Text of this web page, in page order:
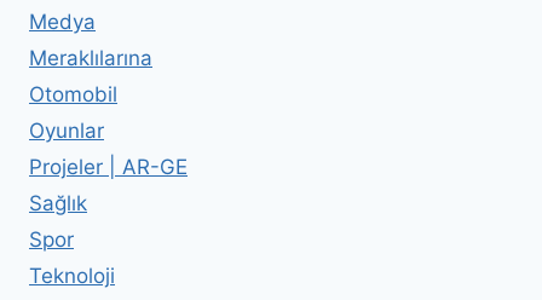
Medya
Meraklılarına
Otomobil
Oyunlar
Projeler | AR-GE
Sağlık
Spor
Teknoloji